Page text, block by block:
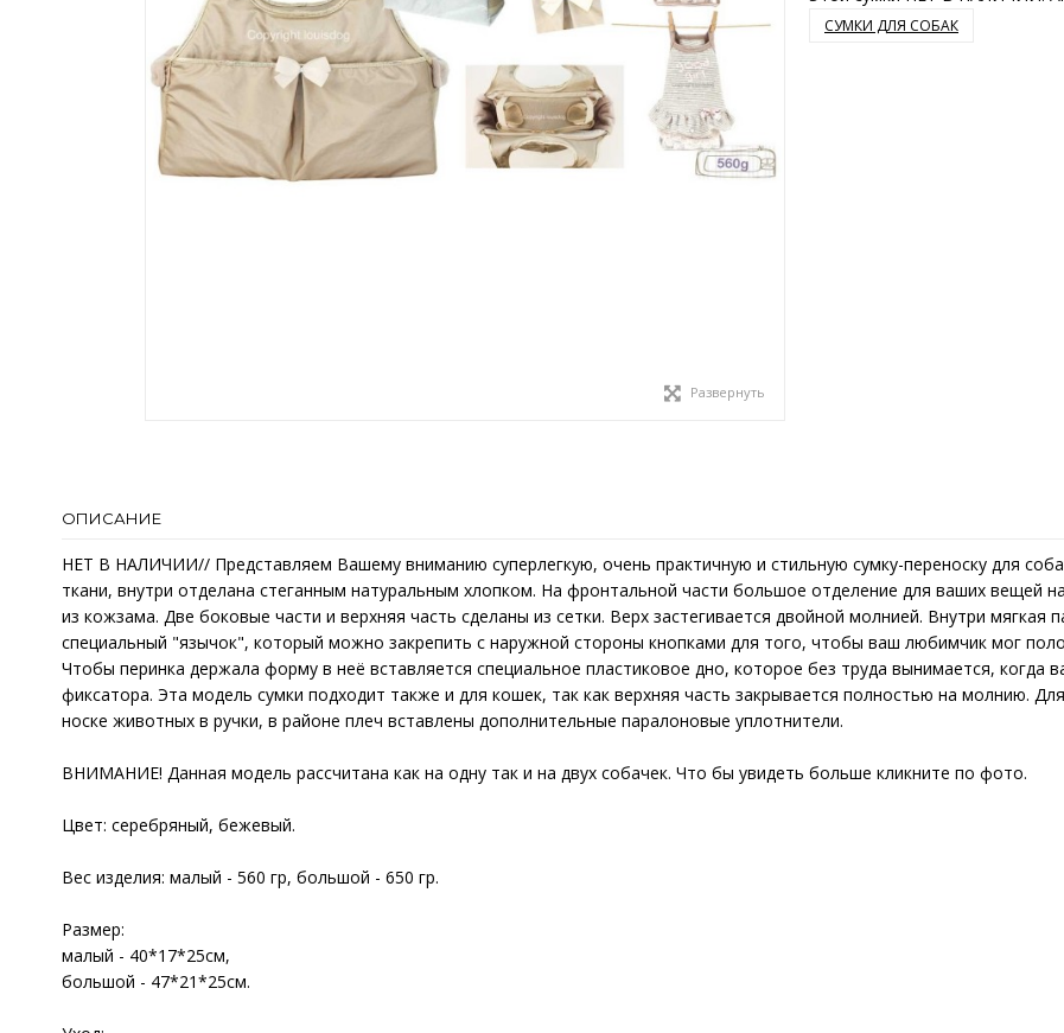
Развернуть
СУМКИ ДЛЯ СОБАК
ОПИСАНИЕ
НЕТ В НАЛИЧИИ// Представляем Вашему вниманию суперлегкую, очень практичную и стильную сумку-переноску для
ткани, внутри отделана стеганным натуральным хлопком. На фронтальной части большое отделение для ваших вещей
из кожзама. Две боковые части и верхняя часть сделаны из сетки. Верх застегивается двойной молнией. Внутри
специальный "язычок", который можно закрепить с наружной стороны кнопками для того, чтобы ваш любимчик мог
Чтобы перинка держала форму в неё вставляется специальное пластиковое дно, которое без труда вынимается, когда
фиксатора. Эта модель сумки подходит также и для кошек, так как верхняя часть закрывается полностью на молнию.
носке животных в ручки, в районе плеч вставлены дополнительные паралоновые уплотнители.
ВНИМАНИЕ! Данная модель рассчитана как на одну так и на двух собачек. Что бы увидеть больше кликните по фото.
Цвет: серебряный, бежевый.
Вес изделия: малый - 560 гр, большой - 650 гр.
Размер:
малый - 40*17*25см,
большой - 47*21*25см.